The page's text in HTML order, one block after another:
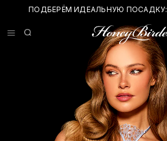
ПОДБЕРЁМ ИДЕАЛЬНУЮ ПОСАДКУ: